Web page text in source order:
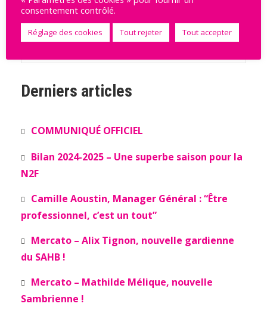
STRASBOURG ACHENHEIM
TRUCHTERSHEIM
Derniers articles
COMMUNIQUÉ OFFICIEL
Bilan 2024-2025 – Une superbe saison pour la
N2F
Camille Aoustin, Manager Général : “Être
professionnel, c’est un tout”
Mercato – Alix Tignon, nouvelle gardienne
du SAHB !
Mercato – Mathilde Mélique, nouvelle
Sambrienne !
consentement contrôlé.
Réglage des cookies Tout rejeter Tout accepter